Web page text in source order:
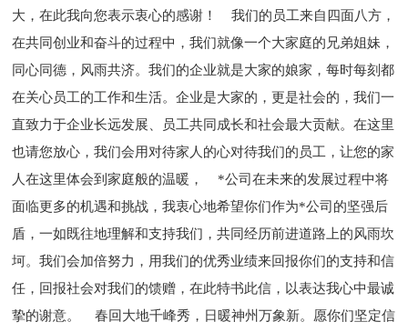
大，在此我向您表示衷心的感谢！ 我们的员工来自四面八方，
在共同创业和奋斗的过程中，我们就像一个大家庭的兄弟姐妹，
同心同德，风雨共济。我们的企业就是大家的娘家，每时每刻都
在关心员工的工作和生活。企业是大家的，更是社会的，我们一
直致力于企业长远发展、员工共同成长和社会最大贡献。在这里
也请您放心，我们会用对待家人的心对待我们的员工，让您的家
人在这里体会到家庭般的温暖， *公司在未来的发展过程中将
面临更多的机遇和挑战，我衷心地希望你们作为*公司的坚强后
盾，一如既往地理解和支持我们，共同经历前进道路上的风雨坎
坷。我们会加倍努力，用我们的优秀业绩来回报你们的支持和信
任，回报社会对我们的馈赠，在此特书此信，以表达我心中最诚
挚的谢意。 春回大地千峰秀，日暖神州万象新。愿你们坚定信